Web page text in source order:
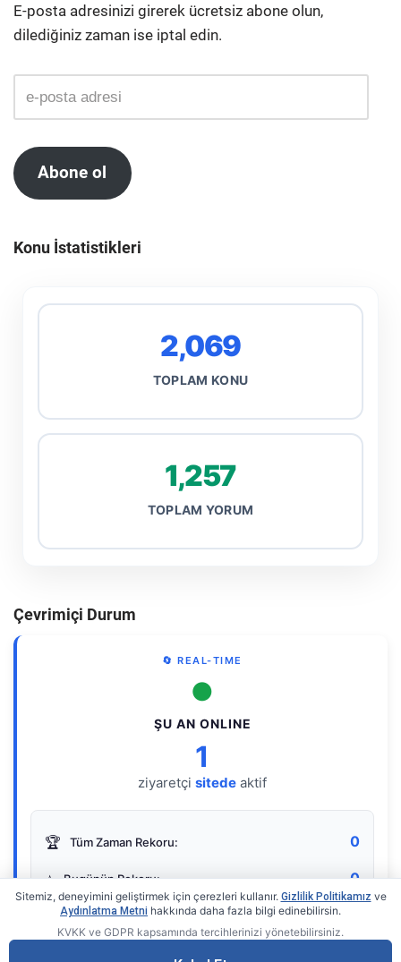
E-posta adresinizi girerek ücretsiz abone olun,
dilediğiniz zaman ise iptal edin.
Abone ol
Konu İstatistikleri
2,069
TOPLAM KONU
1,257
TOPLAM YORUM
Çevrimiçi Durum
🔄 REAL-TIME
●
ŞU AN ONLINE
1
ziyaretçi sitede aktif
🏆 Tüm Zaman Rekoru: 0
⭐ Bugünün Rekoru: 0
Gerçek zamanlı sayaç
Sitemiz, deneyimini geliştirmek için çerezleri kullanır. Gizlilik Politikamız ve
Aydınlatma Metni hakkında daha fazla bilgi edinebilirsin.
KVKK ve GDPR kapsamında tercihlerinizi yönetebilirsiniz.